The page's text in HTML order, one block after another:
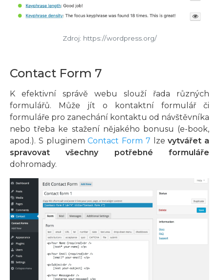
Zdroj: https://wordpress.org/
Contact Form 7
K efektivní správě webu slouží řada různých
formulářů. Může jít o kontaktní formulář či
formuláře pro zanechání kontaktu od návštěvníka
nebo třeba ke stažení nějakého bonusu (e-book,
apod.). S pluginemContact Form 7 lzevytvářet a
spravovat všechny potřebné formuláře
dohromady.